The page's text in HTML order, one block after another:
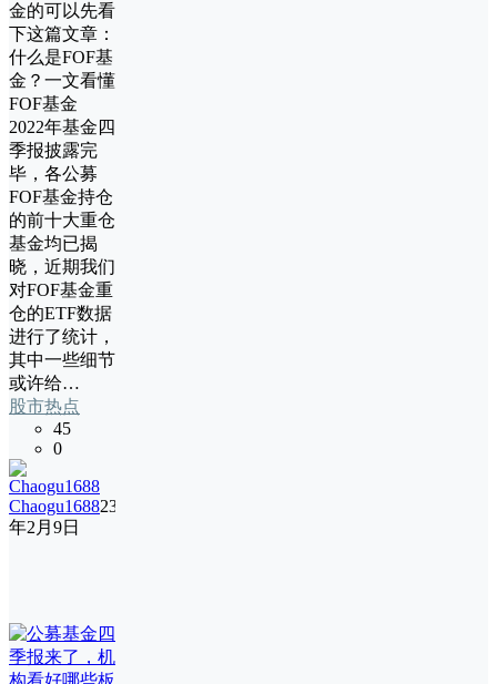
金的可以先看
下这篇文章：
什么是FOF基
金？一文看懂
FOF基金
2022年基金四
季报披露完
毕，各公募
FOF基金持仓
的前十大重仓
基金均已揭
晓，近期我们
对FOF基金重
仓的ETF数据
进行了统计，
其中一些细节
或许给…
股市热点
45
0
Chaogu168823
年2月9日